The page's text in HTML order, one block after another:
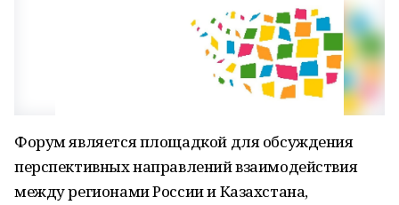
Форум является площадкой для обсуждения
перспективных направлений взаимодействия
между регионами России и Казахстана,